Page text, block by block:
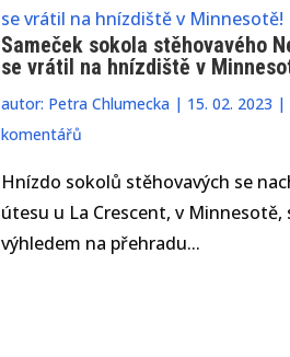
Sameček sokola stěhovavého
se vrátil na hnízdiště v
autor: Petra Chlumecka| 15. 02. 2023 |
komentářů
Hnízdo sokolů stěhovavých se
útesu u La Crescent, v Minnesotě,
výhledem na přehradu...